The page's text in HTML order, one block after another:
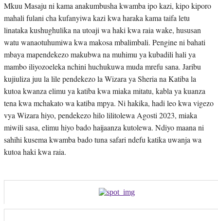
Mkuu Masaju ni kama anakumbusha kwamba ipo kazi, kipo kiporo
mahali fulani cha kufanyiwa kazi kwa haraka kama taifa letu
linataka kushughulika na utoaji wa haki kwa raia wake, hususan
watu wanaotuhumiwa kwa makosa mbalimbali. Pengine ni bahati
mbaya mapendekezo makubwa na muhimu ya kubadili hali ya
mambo iliyozoeleka nchini huchukuwa muda mrefu sana. Jaribu
kujiuliza juu la lile pendekezo la Wizara ya Sheria na Katiba la
kutoa kwanza elimu ya katiba kwa miaka mitatu, kabla ya kuanza
tena kwa mchakato wa katiba mpya. Ni hakika, hadi leo kwa vigezo
vya Wizara hiyo, pendekezo hilo lilitolewa Agosti 2023, miaka
miwili sasa, elimu hiyo bado haijaanza kutolewa. Ndiyo maana ni
sahihi kusema kwamba bado tuna safari ndefu katika uwanja wa
kutoa haki kwa raia.